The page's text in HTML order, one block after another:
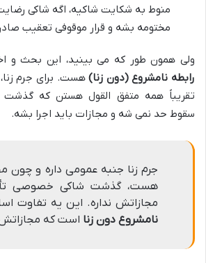
منوط به شکایت شاکیه، اگه شاکی
مختومه بشه و قرار موقوفی تعقیب
ولی همون طور که می بینید، این بحث و
رابطه نامشروع (دون زنا)هست. برای جرم
تقریباً همه متفق القول هستن که
سقوط حد نمی شه و مجازات باید اجرا بشه.
جرم زنا جنبه عمومی داره و چون
هست، گذشت شاکی خصوصی
مجازاتش نداره. این یه تفاوت
نامشروع دون زنا است که مجازاتش